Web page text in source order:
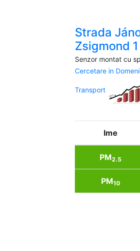
Strada
Zsigmond 1
Senzor montat cu
Cercetare in
Transport
Ime
PM2.5
PM10